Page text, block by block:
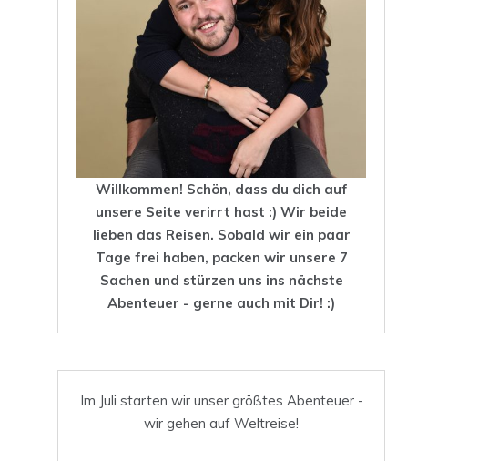
Willkommen! Schön, dass du dich auf
unsere Seite verirrt hast :) Wir beide
lieben das Reisen. Sobald wir ein paar
Tage frei haben, packen wir unsere 7
Sachen und stürzen uns ins nächste
Abenteuer - gerne auch mit Dir! :)
Im Juli starten wir unser größtes Abenteuer -
wir gehen auf Weltreise!